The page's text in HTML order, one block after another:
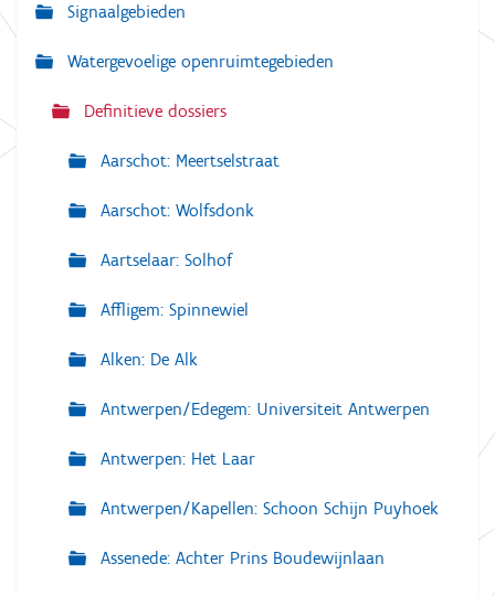
Signaalgebieden
Watergevoelige openruimtegebieden
Definitieve dossiers
Aarschot: Meertselstraat
Aarschot: Wolfsdonk
Aartselaar: Solhof
Affligem: Spinnewiel
Alken: De Alk
Antwerpen/Edegem: Universiteit Antwerpen
Antwerpen: Het Laar
Antwerpen/Kapellen: Schoon Schijn Puyhoek
Assenede: Achter Prins Boudewijnlaan